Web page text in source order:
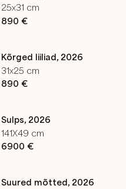
25x31 cm
890 €
Kõrged liiliad, 2026
31x25 cm
890 €
Sulps, 2026
141X49 cm
6900 €
Suured mõtted, 2026